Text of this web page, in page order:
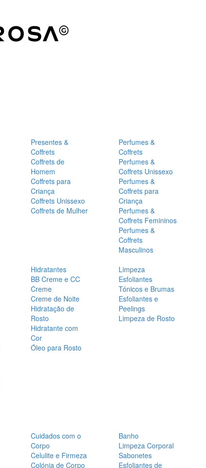
Presentes &
Coffrets
Coffrets de
Homem
Coffrets para
Criança
Coffrets Unissexo
Coffrets de Mulher
Perfumes &
Coffrets
Perfumes &
Coffrets Unissexo
Perfumes &
Coffrets para
Criança
Perfumes &
Coffrets Femininos
Perfumes &
Coffrets
Masculinos
Hidratantes
BB Creme e CC
Creme
Creme de Noite
Hidratação de
Rosto
Hidratante com
Cor
Óleo para Rosto
Limpeza
Esfoliantes
Tónicos e Brumas
Esfoliantes e
Peelings
Limpeza de Rosto
Cuidados com o
Corpo
Celulite e Firmeza
Colónia de Corpo
Banho
Limpeza Corporal
Sabonetes
Esfoliantes de